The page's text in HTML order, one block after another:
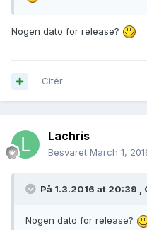
Nogen dato for release?
Citér
Lachris
Besvaret March 1,
På 1.3.2016 at 20:39 ,
Nogen dato for release?